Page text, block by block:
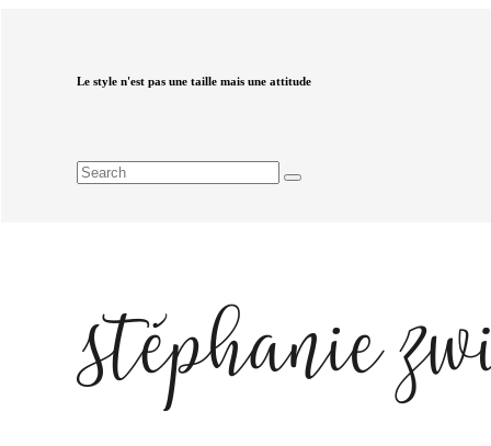
Le style n'est pas une taille mais une attitude